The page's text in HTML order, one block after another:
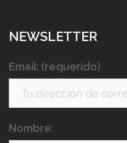
NEWSLETTER
Email: (requerido)
Nombre: